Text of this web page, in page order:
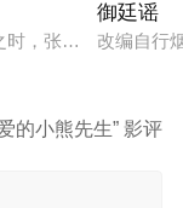
林晚媚的双重背
时，张启山（陈伟霆
御廷谣
改编自行
的小熊先生” 影评